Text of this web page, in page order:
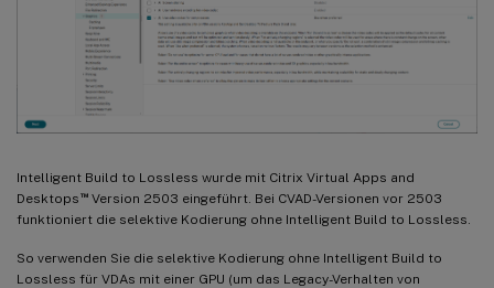
Intelligent Build to Lossless wurde mit Citrix Virtual Apps and
Desktops ™Version 2503 eingeführt. Bei CVAD-Versionen vor 2503
funktioniert die selektive Kodierung ohne Intelligent Build to Lossless.
So verwenden Sie die selektive Kodierung ohne Intelligent Build to
Lossless für VDAs mit einer GPU (um das Legacy-Verhalten von